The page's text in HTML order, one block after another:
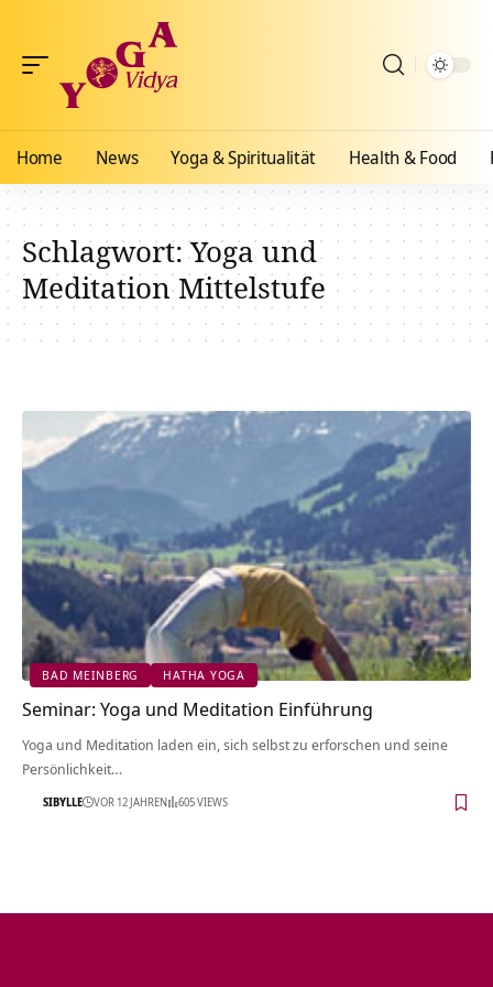
Home News Yoga & Spiritualität Health & Food
Schlagwort:Yoga und
Meditation Mittelstufe
BAD MEINBERG HATHA YOGA
Seminar: Yoga und Meditation Einführung
Yoga und Meditation laden ein, sich selbst zu erforschen und seine
Persönlichkeit…
SIBYLLE VOR 12 JAHREN 605 VIEWS